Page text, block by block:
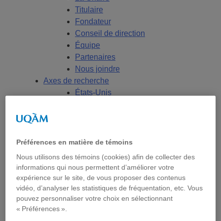
Titulaire
Fondateur
Conseil de direction
Équipe
Partenaires
Nous joindre
Axes de recherche
États-Unis
Conflits multidimensionnels
Répertoire
Chercheur-e-s
Tou-te-s les chercheur-e-s
États-Unis
Préférences en matière de témoins
Nous utilisons des témoins (cookies) afin de collecter des
informations qui nous permettent d’améliorer votre
expérience sur le site, de vous proposer des contenus
vidéo, d’analyser les statistiques de fréquentation, etc. Vous
pouvez personnaliser votre choix en sélectionnant
« Préférences ».